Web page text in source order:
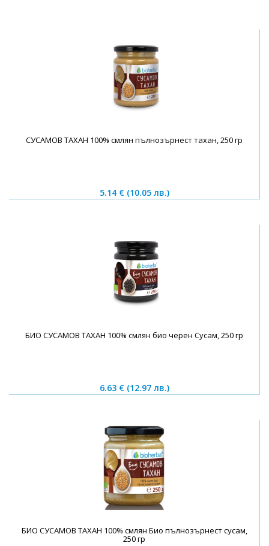
СУСАМОВ ТАХАН 100% смлян пълнозърнест тахан, 250 гр
5.14 € (10.05 лв.)
БИО СУСАМОВ ТАХАН 100% смлян био черен Сусам, 250 гр
6.63 € (12.97 лв.)
БИО СУСАМОВ ТАХАН 100% смлян Био пълнозърнест сусам,
250 гр